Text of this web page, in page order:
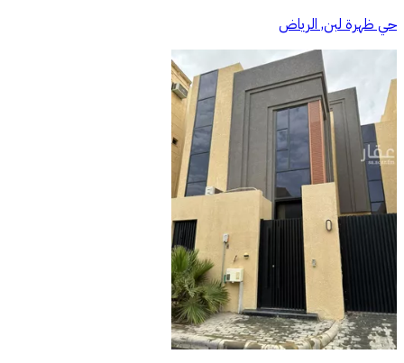
حي ظهرة لبن, الرياض